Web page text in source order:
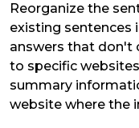
Reorganize the
existing sentences
answers that don't
to specific
summary
website where the